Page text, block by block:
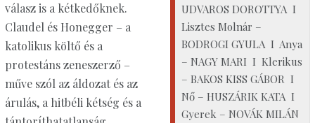
UDVAROS DOROTTYA I
Lisztes Molnár –
BODROGI GYULA I Anya
– NAGY MARI I Klerikus
– BAKOS KISS GÁBOR I
Nő – HUSZÁRIK KATA I
Gyerek – NOVÁK MILÁN
válasz is a kétkedőknek.
Claudel és Honegger – a
katolikus költő és a
protestáns zeneszerző –
műve szól az áldozat és az
árulás, a hitbéli kétség és a